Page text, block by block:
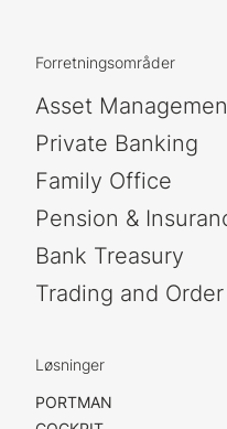
Forretningsområder
Asset
Private Banking
Family Office
Pension &
Bank Treasury
Trading and
Løsninger
PORTMAN